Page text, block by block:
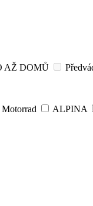
AŽ DOMŮ
ALPINA